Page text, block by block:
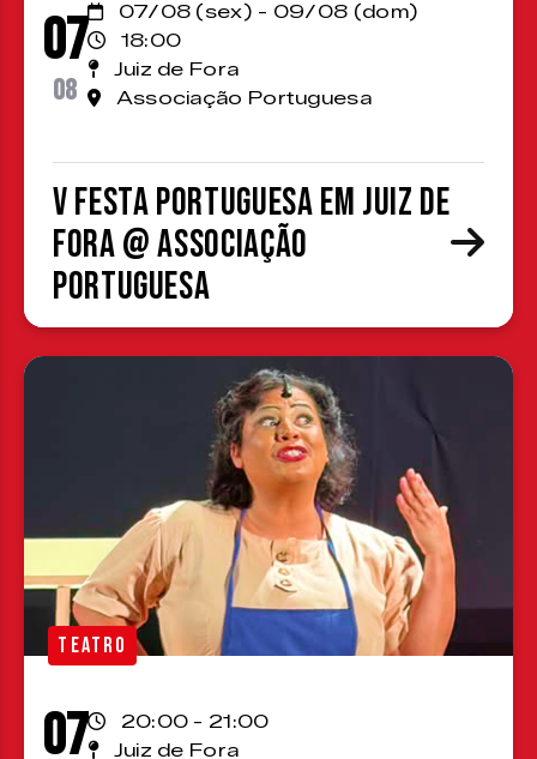
07
08
07/08 (sex) - 09/08 (dom)
18:00
Juiz de Fora
Associação Portuguesa
V Festa Portuguesa em Juiz de
Fora @ Associação
Portuguesa
TEATRO
07
20:00 - 21:00
Juiz de Fora